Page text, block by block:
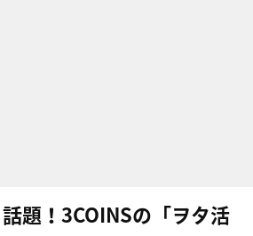
題！3COINSの「ヲタ活